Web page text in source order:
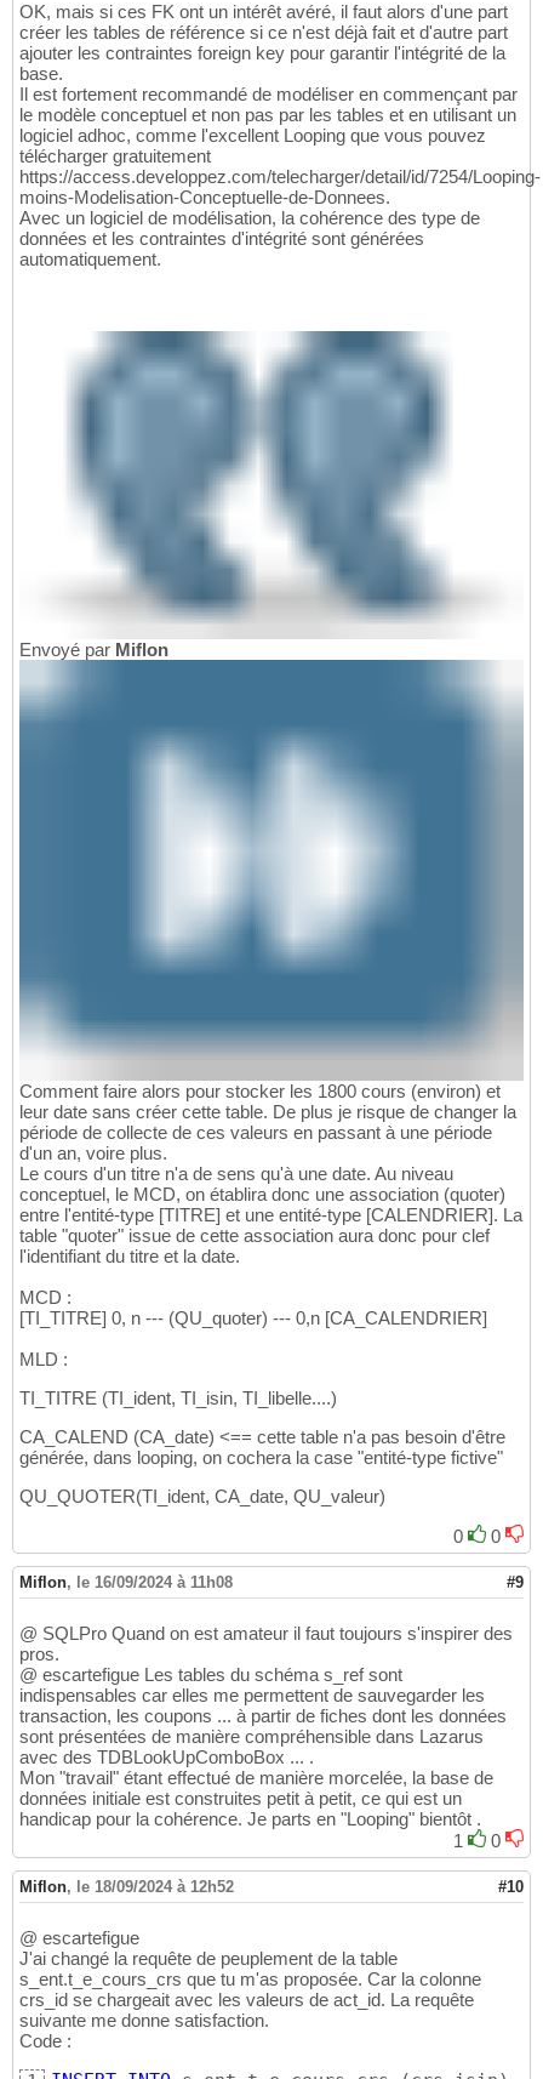
OK, mais si ces FK ont un intérêt avéré, il faut alors d'une part
créer les tables de référence si ce n'est déjà fait et d'autre part
ajouter les contraintes foreign key pour garantir l'intégrité de la
base.
Il est fortement recommandé de modéliser en commençant par
le modèle conceptuel et non pas par les tables et en utilisant un
logiciel adhoc, comme l'excellent Looping que vous pouvez
télécharger gratuitement
https://access.developpez.com/telecharger/detail/id/7254/Looping-
moins-Modelisation-Conceptuelle-de-Donnees.
Avec un logiciel de modélisation, la cohérence des type de
données et les contraintes d'intégrité sont générées
automatiquement.
Envoyé par Miflon
Comment faire alors pour stocker les 1800 cours (environ) et
leur date sans créer cette table. De plus je risque de changer la
période de collecte de ces valeurs en passant à une période
d'un an, voire plus.
Le cours d'un titre n'a de sens qu'à une date. Au niveau
conceptuel, le MCD, on établira donc une association (quoter)
entre l'entité-type [TITRE] et une entité-type [CALENDRIER]. La
table "quoter" issue de cette association aura donc pour clef
l'identifiant du titre et la date.
MCD :
[TI_TITRE] 0, n --- (QU_quoter) --- 0,n [CA_CALENDRIER]
MLD :
TI_TITRE (TI_ident, TI_isin, TI_libelle....)
CA_CALEND (CA_date) <== cette table n'a pas besoin d'être
générée, dans looping, on cochera la case "entité-type fictive"
QU_QUOTER(TI_ident, CA_date, QU_valeur)
0
0
Miflon, le 16/09/2024 à 11h08 #9
@ SQLPro Quand on est amateur il faut toujours s'inspirer des
pros.
@ escartefigue Les tables du schéma s_ref sont
indispensables car elles me permettent de sauvegarder les
transaction, les coupons ... à partir de fiches dont les données
sont présentées de manière compréhensible dans Lazarus
avec des TDBLookUpComboBox ... .
Mon "travail" étant effectué de manière morcelée, la base de
données initiale est construites petit à petit, ce qui est un
handicap pour la cohérence. Je parts en "Looping" bientôt .
1
0
Miflon, le 18/09/2024 à 12h52 #10
@ escartefigue
J'ai changé la requête de peuplement de la table
s_ent.t_e_cours_crs que tu m'as proposée. Car la colonne
crs_id se chargeait avec les valeurs de act_id. La requête
suivante me donne satisfaction.
Code :